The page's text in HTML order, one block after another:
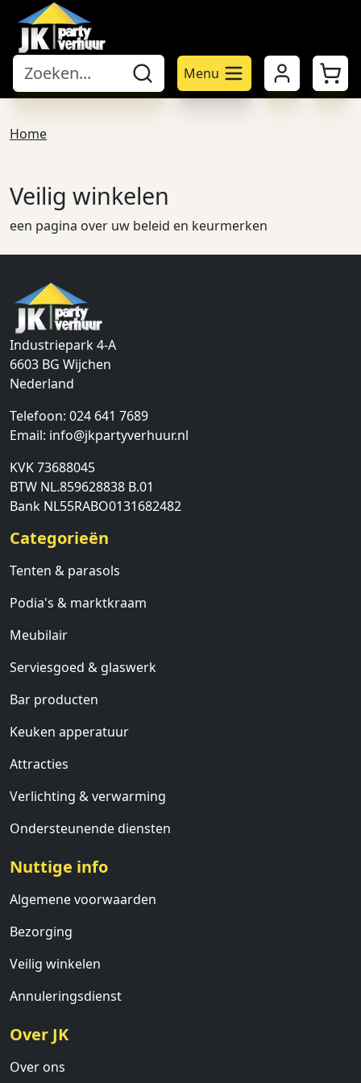
Menu Mijn account
Home
Veilig winkelen
een pagina over uw beleid en keurmerken
Industriepark 4-A
6603 BG Wijchen
Nederland
Telefoon: 024 641 7689
Email: info@jkpartyverhuur.nl
KVK 73688045
BTW NL.859628838 B.01
Bank NL55RABO0131682482
Categorieën
Tenten & parasols
Podia's & marktkraam
Meubilair
Serviesgoed & glaswerk
Bar producten
Keuken apperatuur
Attracties
Verlichting & verwarming
Ondersteunende diensten
Nuttige info
Algemene voorwaarden
Bezorging
Veilig winkelen
Annuleringsdienst
Over JK
Over ons